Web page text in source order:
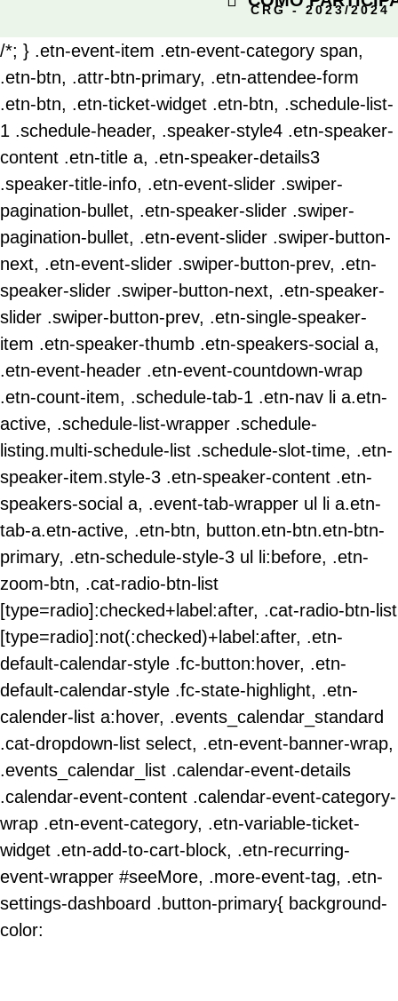
CRG - 2023/2024
/*; } .etn-event-item .etn-event-category span,
.etn-btn, .attr-btn-primary, .etn-attendee-form
.etn-btn, .etn-ticket-widget .etn-btn, .schedule-list-
1 .schedule-header, .speaker-style4 .etn-speaker-
content .etn-title a, .etn-speaker-details3
.speaker-title-info, .etn-event-slider .swiper-
pagination-bullet, .etn-speaker-slider .swiper-
pagination-bullet, .etn-event-slider .swiper-button-
next, .etn-event-slider .swiper-button-prev, .etn-
speaker-slider .swiper-button-next, .etn-speaker-
slider .swiper-button-prev, .etn-single-speaker-
item .etn-speaker-thumb .etn-speakers-social a,
.etn-event-header .etn-event-countdown-wrap
.etn-count-item, .schedule-tab-1 .etn-nav li a.etn-
active, .schedule-list-wrapper .schedule-
listing.multi-schedule-list .schedule-slot-time, .etn-
speaker-item.style-3 .etn-speaker-content .etn-
speakers-social a, .event-tab-wrapper ul li a.etn-
tab-a.etn-active, .etn-btn, button.etn-btn.etn-btn-
primary, .etn-schedule-style-3 ul li:before, .etn-
zoom-btn, .cat-radio-btn-list
[type=radio]:checked+label:after, .cat-radio-btn-list
[type=radio]:not(:checked)+label:after, .etn-
default-calendar-style .fc-button:hover, .etn-
default-calendar-style .fc-state-highlight, .etn-
calender-list a:hover, .events_calendar_standard
.cat-dropdown-list select, .etn-event-banner-wrap,
.events_calendar_list .calendar-event-details
.calendar-event-content .calendar-event-category-
wrap .etn-event-category, .etn-variable-ticket-
widget .etn-add-to-cart-block, .etn-recurring-
event-wrapper #seeMore, .more-event-tag, .etn-
settings-dashboard .button-primary{ background-
color: